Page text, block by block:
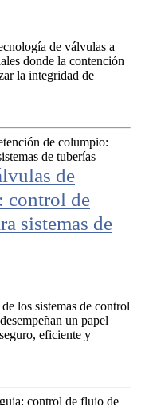
de válvulas a
donde la contención
la integridad de
de
control de
sistemas de
los sistemas de control
un papel
eficiente y